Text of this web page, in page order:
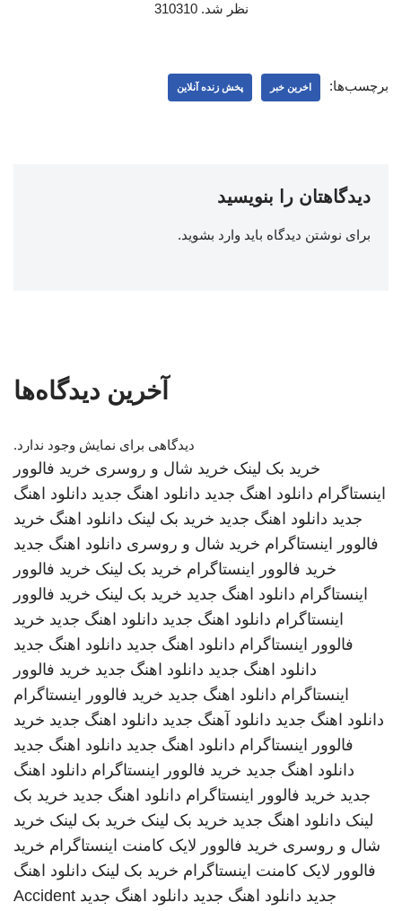
نظر شد. 310310
برچسب‌ها: اخرین خبر پخش زنده آنلاین
دیدگاهتان را بنویسید
برای نوشتن دیدگاه باید وارد بشوید.
آخرین دیدگاه‌ها
دیدگاهی برای نمایش وجود ندارد.
خرید بک لینک خرید شال و روسری خرید فالوور
اینستاگرام دانلود اهنگ جدید دانلود اهنگ جدید دانلود اهنگ
جدید دانلود اهنگ جدید خرید بک لینک دانلود اهنگ خرید
فالوور اینستاگرام خرید شال و روسری دانلود اهنگ جدید
خرید فالوور اینستاگرام خرید بک لینک خرید فالوور
اینستاگرام دانلود اهنگ جدید خرید بک لینک خرید فالوور
اینستاگرام دانلود اهنگ جدید دانلود اهنگ جدید خرید
فالوور اینستاگرام دانلود اهنگ جدید دانلود اهنگ جدید
دانلود اهنگ جدید دانلود اهنگ جدید خرید فالوور
اینستاگرام دانلود اهنگ جدید خرید فالوور اینستاگرام
دانلود اهنگ جدید دانلود آهنگ جدید دانلود اهنگ جدید خرید
فالوور اینستاگرام دانلود اهنگ جدید دانلود اهنگ جدید
دانلود اهنگ جدید خرید فالوور اینستاگرام دانلود اهنگ
جدید خرید فالوور اینستاگرام دانلود اهنگ جدید خرید بک
لینک دانلود اهنگ جدید خرید بک لینک خرید بک لینک خرید
شال و روسری خرید فالوور لایک کامنت اینستاگرام خرید
فالوور لایک کامنت اینستاگرام خرید بک لینک دانلود اهنگ
جدید دانلود اهنگ جدید دانلود اهنگ جدید Accident